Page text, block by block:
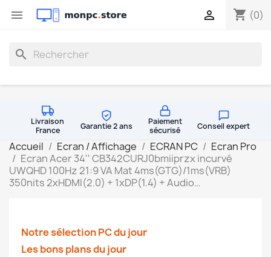
 shopping_cart (0)

search
Livraison
France
Garantie 2 ans
Paiement
sécurisé
Conseil expert
Accueil Ecran / Affichage ECRAN PC
Ecran Pro
Ecran Acer 34'' CB342CURJ0bmiiprzx incurvé
UWQHD 100Hz 21:9 VA Mat 4ms(GTG)/1ms(VRB)
350nits 2xHDMI(2.0) + 1xDP(1.4) + Audio…
Notre sélection PC du jour
Les bons plans du jour